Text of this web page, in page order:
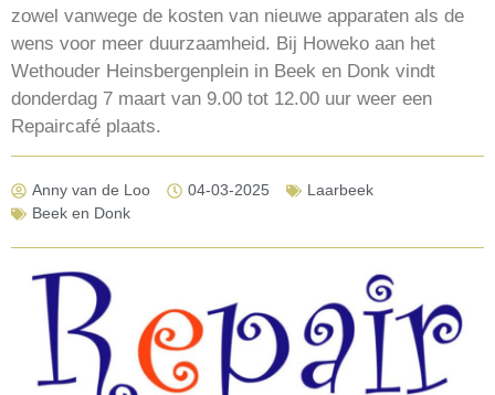
zowel vanwege de kosten van nieuwe apparaten als de
wens voor meer duurzaamheid. Bij Howeko aan het
Wethouder Heinsbergenplein in Beek en Donk vindt
donderdag 7 maart van 9.00 tot 12.00 uur weer een
Repaircafé plaats.
Anny van de Loo 04-03-2025
Laarbeek
Beek en Donk